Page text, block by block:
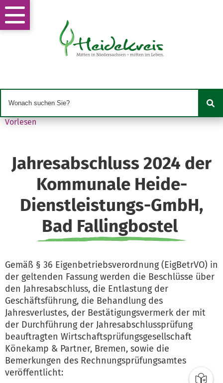
Vorlesen
Jahresabschluss 2024 der
Kommunale Heide-
Dienstleistungs-GmbH,
Bad Fallingbostel
Gemäß § 36 Eigenbetriebsverordnung (EigBetrVO) in
der geltenden Fassung werden die Beschlüsse über
den Jahresabschluss, die Entlastung der
Geschäftsführung, die Behandlung des
Jahresverlustes, der Bestätigungsvermerk der mit
der Durchführung der Jahresabschlussprüfung
beauftragten Wirtschaftsprüfungsgesellschaft
Könekamp & Partner, Bremen, sowie die
Bemerkungen des Rechnungsprüfungsamtes
veröffentlicht: